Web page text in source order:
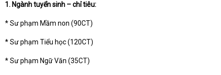
1. Ngành tuyển sinh – chỉ tiêu:
* Sư phạm Mầm non (90CT)
* Sư phạm Tiểu học (120CT)
* Sư phạm Ngữ Văn (35CT)